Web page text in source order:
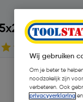
Wij gebruiken
Om je beter te
noodzakelijk zijn
verbeteren. Ook
privacyverklaring en